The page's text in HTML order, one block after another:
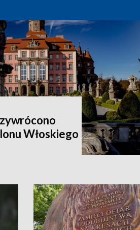
Włoskiego